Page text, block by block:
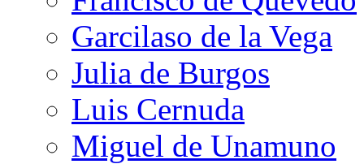
Garcilaso de la Vega
Julia de Burgos
Luis Cernuda
Miguel de Unamuno